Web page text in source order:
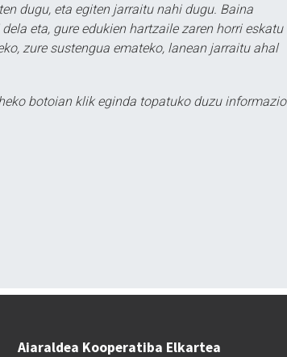
dugu, eta egiten jarraitu nahi dugu. Baina
eta, gure edukien hartzaile zaren horri eskatu
zure sustengua emateko, lanean jarraitu ahal
botoian klik eginda topatuko duzu informazio
Aiaraldea Kooperatiba Elkartea